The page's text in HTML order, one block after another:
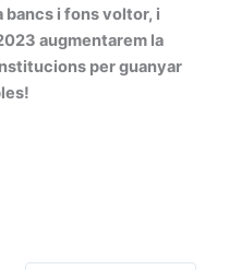
bancs i fons voltor, i
augmentarem la
per guanyar